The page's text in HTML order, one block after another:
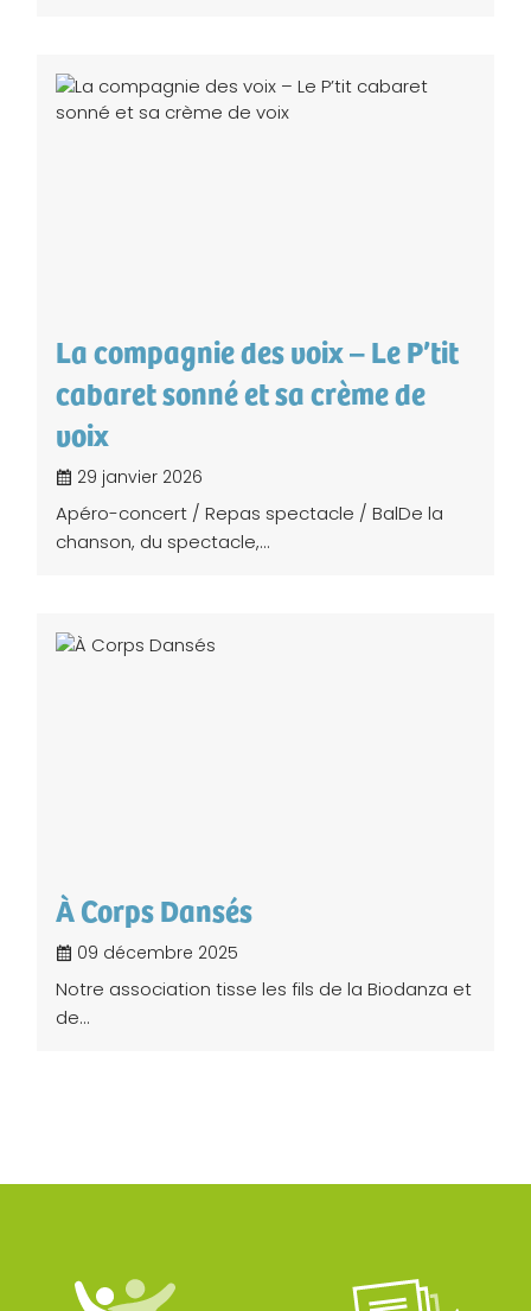
La compagnie des voix – Le P’tit
cabaret sonné et sa crème de
voix
29 janvier 2026
Apéro-concert / Repas spectacle / BalDe la
chanson, du spectacle,...
À Corps Dansés
09 décembre 2025
Notre association tisse les fils de la Biodanza et
de...